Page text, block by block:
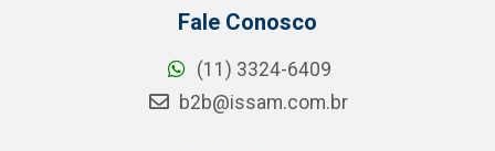
Fale Conosco
(11) 3324-6409
b2b@issam.com.br